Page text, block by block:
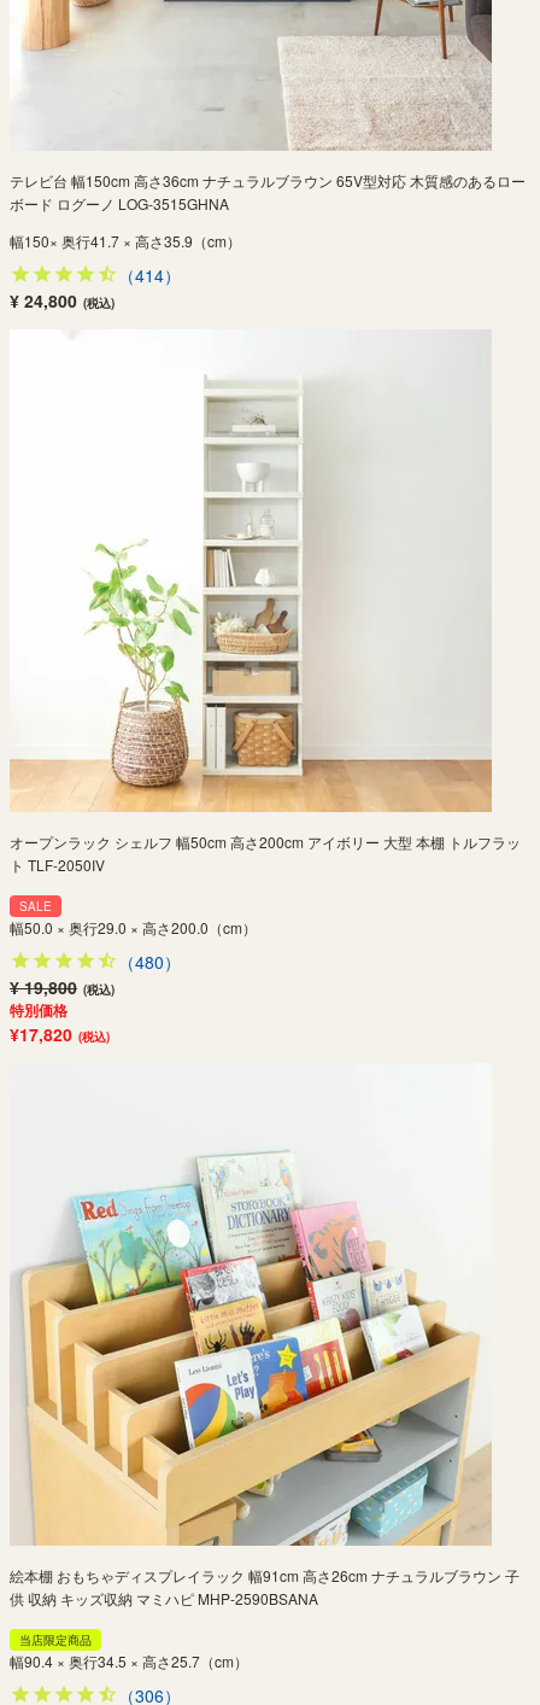
テレビ台 幅150cm 高さ36cm ナチュラルブラウン 65V型対応 木質感のあるロー
ボード ログーノ LOG-3515GHNA
幅150× 奥行41.7 × 高さ35.9（cm）
（414）
¥ 24,800 (税込)
オープンラック シェルフ 幅50cm 高さ200cm アイボリー 大型 本棚 トルフラッ
ト TLF-2050IV
SALE
幅50.0 × 奥行29.0 × 高さ200.0（cm）
（480）
¥ 19,800 (税込)
特別価格
¥17,820 (税込)
絵本棚 おもちゃディスプレイラック 幅91cm 高さ26cm ナチュラルブラウン 子
供 収納 キッズ収納 マミハピ MHP-2590BSANA
当店限定商品
幅90.4 × 奥行34.5 × 高さ25.7（cm）
（306）